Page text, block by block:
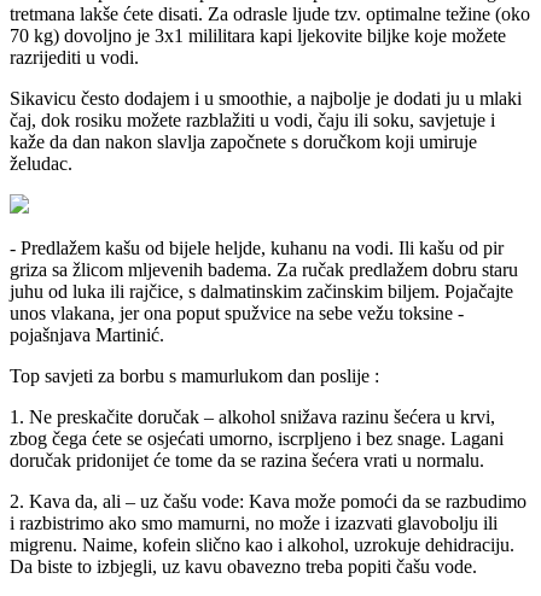
tretmana lakše ćete disati. Za odrasle ljude tzv. optimalne težine (oko
70 kg) dovoljno je 3x1 mililitara kapi ljekovite biljke koje možete
razrijediti u vodi.
Sikavicu često dodajem i u smoothie, a najbolje je dodati ju u mlaki
čaj, dok rosiku možete razblažiti u vodi, čaju ili soku, savjetuje i
kaže da dan nakon slavlja započnete s doručkom koji umiruje
želudac.
- Predlažem kašu od bijele heljde, kuhanu na vodi. Ili kašu od pir
griza sa žlicom mljevenih badema. Za ručak predlažem dobru staru
juhu od luka ili rajčice, s dalmatinskim začinskim biljem. Pojačajte
unos vlakana, jer ona poput spužvice na sebe vežu toksine -
pojašnjava Martinić.
Top savjeti za borbu s mamurlukom dan poslije :
1. Ne preskačite doručak – alkohol snižava razinu šećera u krvi,
zbog čega ćete se osjećati umorno, iscrpljeno i bez snage. Lagani
doručak pridonijet će tome da se razina šećera vrati u normalu.
2. Kava da, ali – uz čašu vode: Kava može pomoći da se razbudimo
i razbistrimo ako smo mamurni, no može i izazvati glavobolju ili
migrenu. Naime, kofein slično kao i alkohol, uzrokuje dehidraciju.
Da biste to izbjegli, uz kavu obavezno treba popiti čašu vode.